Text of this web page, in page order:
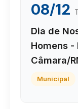
08/12
Dia de
Homens -
Câmara/
Municipal